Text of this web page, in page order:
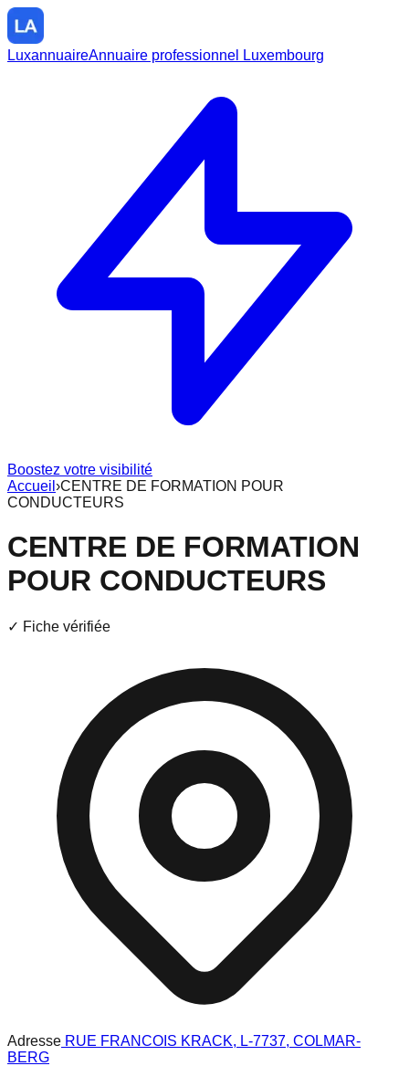
LuxannuaireAnnuaire professionnel Luxembourg
Boostez votre visibilité
Accueil ›CENTRE DE FORMATION POUR
CONDUCTEURS
CENTRE DE FORMATION
POUR CONDUCTEURS
✓ Fiche vérifiée
Adresse RUE FRANCOIS KRACK, L-7737, COLMAR-
BERG